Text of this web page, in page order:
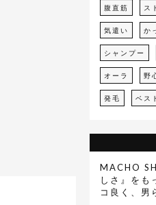
腹直筋 ス
気遣い か
シャンプー
オーラ 野
発毛 ベス
MACHO
しさ』をも
コ良く、男